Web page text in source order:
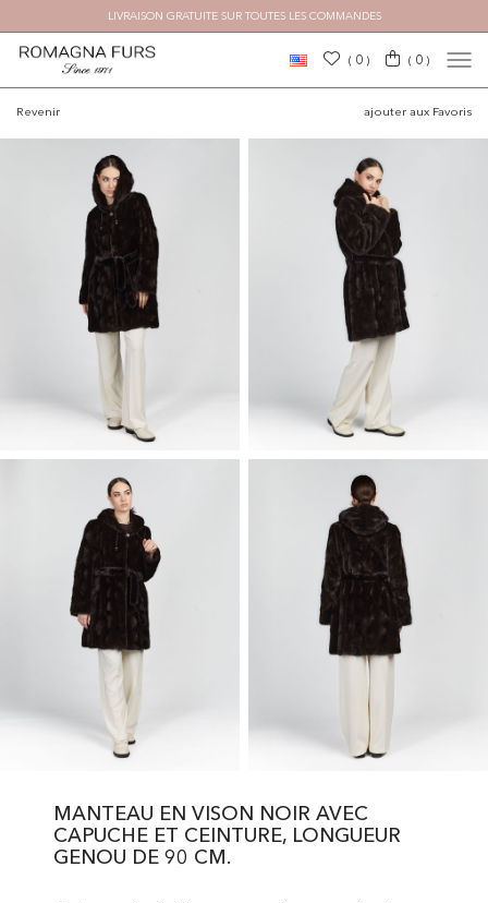
LIVRAISON GRATUITE SUR TOUTES LES COMMANDES
( 0) ( 0 )
Revenir ajouter aux Favoris
MANTEAU EN VISON NOIR AVEC
CAPUCHE ET CEINTURE, LONGUEUR
GENOU DE 90 CM.